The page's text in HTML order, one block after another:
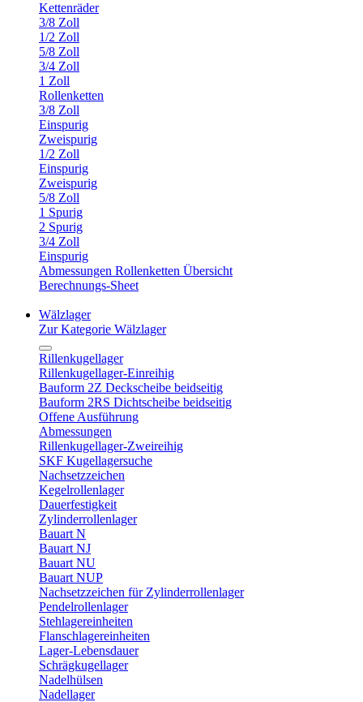
Kettenräder
3/8 Zoll
1/2 Zoll
5/8 Zoll
3/4 Zoll
1 Zoll
Rollenketten
3/8 Zoll
Einspurig
Zweispurig
1/2 Zoll
Einspurig
Zweispurig
5/8 Zoll
1 Spurig
2 Spurig
3/4 Zoll
Einspurig
Abmessungen Rollenketten Übersicht
Berechnungs-Sheet
Wälzlager
Zur Kategorie Wälzlager
Rillenkugellager
Rillenkugellager-Einreihig
Bauform 2Z Deckscheibe beidseitig
Bauform 2RS Dichtscheibe beidseitig
Offene Ausführung
Abmessungen
Rillenkugellager-Zweireihig
SKF Kugellagersuche
Nachsetzzeichen
Kegelrollenlager
Dauerfestigkeit
Zylinderrollenlager
Bauart N
Bauart NJ
Bauart NU
Bauart NUP
Nachsetzzeichen für Zylinderrollenlager
Pendelrollenlager
Stehlagereinheiten
Flanschlagereinheiten
Lager-Lebensdauer
Schrägkugellager
Nadelhülsen
Nadellager